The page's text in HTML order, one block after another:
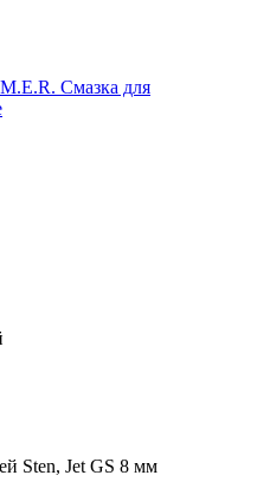
Cмазка для
Sten, Jet GS 8 мм